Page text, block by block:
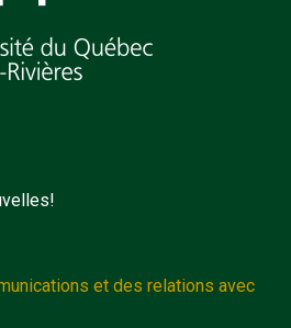
et des relations avec